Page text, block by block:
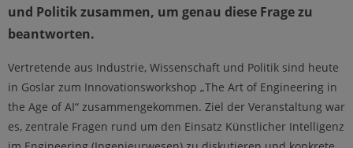
und Politik zusammen, um genau diese Frage zu
beantworten.
Vertretende aus Industrie, Wissenschaft und Politik sind heute
in Goslar zum Innovationsworkshop „The Art of Engineering in
the Age of AI“ zusammengekommen. Ziel der Veranstaltung war
es, zentrale Fragen rund um den Einsatz Künstlicher Intelligenz